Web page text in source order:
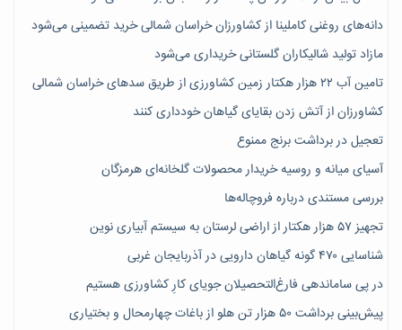
دانه‌های روغنی کاملینا از کشاورزان خراسان شمالی خرید تضمینی می‌شود
مازاد تولید شالیکاران گلستانی خریداری می‌شود
تامین آب ۲۲ هزار هکتار زمین کشاورزی از طریق سدهای خراسان شمالی
کشاورزان از آتش زدن بقایای گیاهان خودداری کنند
تعجیل در برداشت برنج ممنوع
آسیای میانه و روسیه خریدار محصولات گلخانه‌ای هرمزگان
بررسی مستندی درباره فروچاله‌ها
تجهیز ۵۷ هزار هکتار از اراضی لرستان به سیستم آبیاری نوین
شناسایی ۴۷٠ گونه گیاهان دارویی در آذربایجان غربی
در پی ساماندهی فارغ‌التحصیلان جویای کارِ کشاورزی هستیم
پیش‎‌بینی برداشت ۵۰ هزار تن هلو از باغات چهارمحال و بختیاری